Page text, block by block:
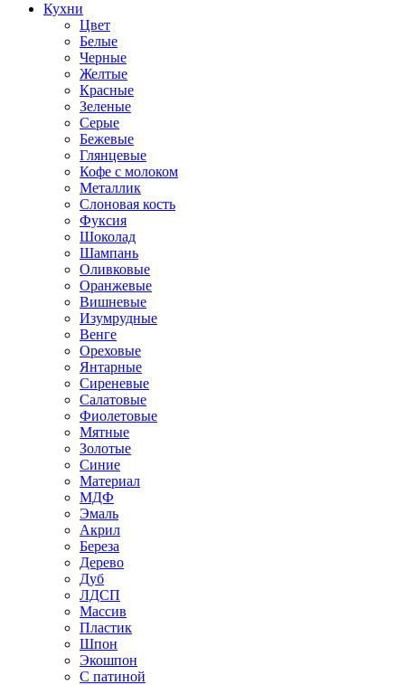
Кухни
Цвет
Белые
Черные
Желтые
Красные
Зеленые
Серые
Бежевые
Глянцевые
Кофе с молоком
Металлик
Слоновая кость
Фуксия
Шоколад
Шампань
Оливковые
Оранжевые
Вишневые
Изумрудные
Венге
Ореховые
Янтарные
Сиреневые
Салатовые
Фиолетовые
Мятные
Золотые
Синие
Материал
МДФ
Эмаль
Акрил
Береза
Дерево
Дуб
ЛДСП
Массив
Пластик
Шпон
Экошпон
С патиной